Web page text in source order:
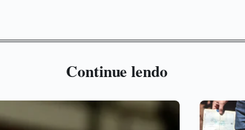
Continue lendo